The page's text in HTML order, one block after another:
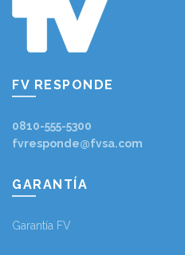
FV RESPONDE
0810-555-5300
fvresponde@fvsa.com
GARANTÍA
Garantía FV